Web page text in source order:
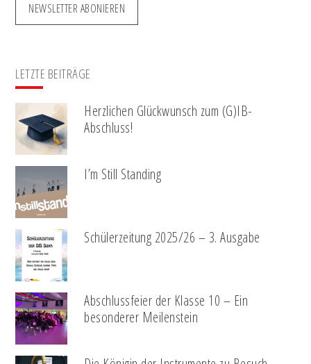
NEWSLETTER ABONIEREN
LETZTE BEITRÄGE
Herzlichen Glückwunsch zum (G)IB-
Abschluss!
I’m Still Standing
Schülerzeitung 2025/26 – 3. Ausgabe
Abschlussfeier der Klasse 10 – Ein
besonderer Meilenstein